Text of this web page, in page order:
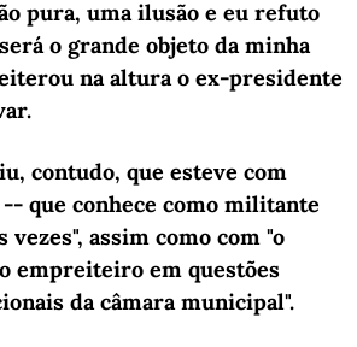
pura, uma ilusão e eu refuto
o grande objeto da minha
na altura o ex-presidente
contudo, que esteve com
que conhece como militante
vezes", assim como com "o
empreiteiro em questões
da câmara municipal".